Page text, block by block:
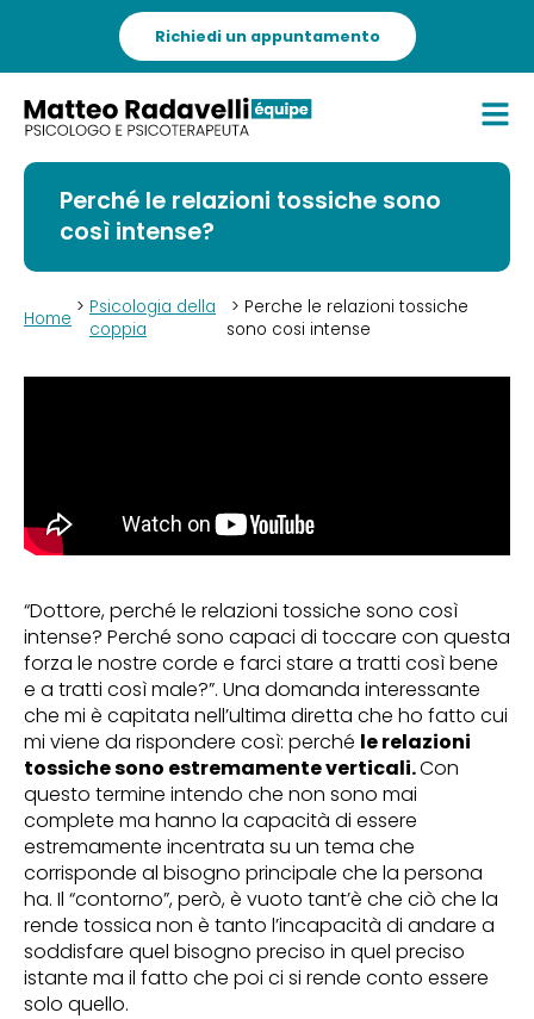
Richiedi un appuntamento
Perché le relazioni tossiche sono
così intense?
Home > Psicologia della
coppia
> Perche le relazioni tossiche
sono cosi intense
“Dottore, perché le relazioni tossiche sono così
intense? Perché sono capaci di toccare con questa
forza le nostre corde e farci stare a tratti così bene
e a tratti così male?”. Una domanda interessante
che mi è capitata nell’ultima diretta che ho fatto cui
mi viene da rispondere così: perché le relazioni
tossiche sono estremamente verticali.Con
questo termine intendo che non sono mai
complete ma hanno la capacità di essere
estremamente incentrata su un tema che
corrisponde al bisogno principale che la persona
ha. Il “contorno”, però, è vuoto tant’è che ciò che la
rende tossica non è tanto l’incapacità di andare a
soddisfare quel bisogno preciso in quel preciso
istante ma il fatto che poi ci si rende conto essere
solo quello.